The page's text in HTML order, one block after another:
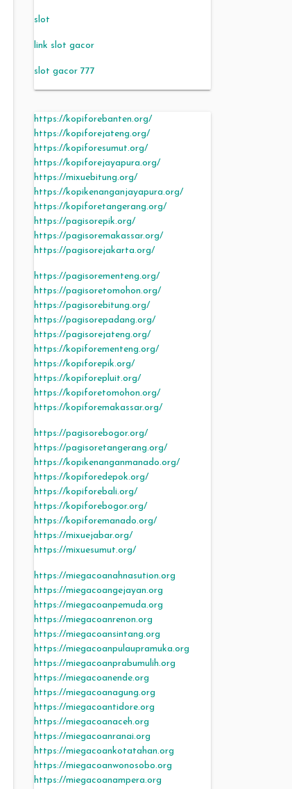
slot
link slot gacor
slot gacor 777
https://kopiforebanten.org/
https://kopiforejateng.org/
https://kopiforesumut.org/
https://kopiforejayapura.org/
https://mixuebitung.org/
https://kopikenanganjayapura.org/
https://kopiforetangerang.org/
https://pagisorepik.org/
https://pagisoremakassar.org/
https://pagisorejakarta.org/
https://pagisorementeng.org/
https://pagisoretomohon.org/
https://pagisorebitung.org/
https://pagisorepadang.org/
https://pagisorejateng.org/
https://kopiforementeng.org/
https://kopiforepik.org/
https://kopiforepluit.org/
https://kopiforetomohon.org/
https://kopiforemakassar.org/
https://pagisorebogor.org/
https://pagisoretangerang.org/
https://kopikenanganmanado.org/
https://kopiforedepok.org/
https://kopiforebali.org/
https://kopiforebogor.org/
https://kopiforemanado.org/
https://mixuejabar.org/
https://mixuesumut.org/
https://miegacoanahnasution.org
https://miegacoangejayan.org
https://miegacoanpemuda.org
https://miegacoanrenon.org
https://miegacoansintang.org
https://miegacoanpulaupramuka.org
https://miegacoanprabumulih.org
https://miegacoanende.org
https://miegacoanagung.org
https://miegacoantidore.org
https://miegacoanaceh.org
https://miegacoanranai.org
https://miegacoankotatahan.org
https://miegacoanwonosobo.org
https://miegacoanampera.org